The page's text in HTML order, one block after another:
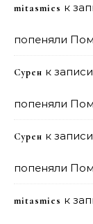
mitasmies к
попеняли
Сурен к записи
попеняли
Сурен к записи
попеняли
mitasmies к